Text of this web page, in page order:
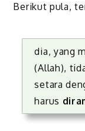
Berikut pula,
dia, yang
(Allah),
setara
harus